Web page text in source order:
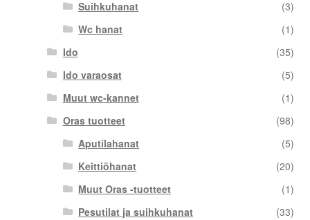
Suihkuhanat
(3)
Wc hanat
(1)
Ido
(35)
Ido varaosat
(5)
Muut wc-kannet
(1)
Oras tuotteet
(98)
Aputilahanat
(5)
Keittiöhanat
(20)
Muut Oras -tuotteet
(1)
Pesutilat ja suihkuhanat
(33)